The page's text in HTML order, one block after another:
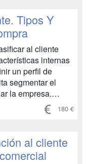
que les sean
manera ...
Tipos Y
al cliente
internas
un perfil de
segmentar el
la empresa.
externas
edad, sexo,
personalidad,
para...
180 €
al cliente